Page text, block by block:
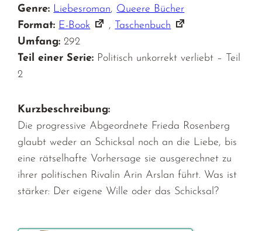
Genre: Liebesroman, Queere Bücher
Format: E-Book , Taschenbuch
Umfang: 292
Teil einer Serie: Politisch unkorrekt verliebt – Teil
2
Kurzbeschreibung:
Die progressive Abgeordnete Frieda Rosenberg
glaubt weder an Schicksal noch an die Liebe, bis
eine rätselhafte Vorhersage sie ausgerechnet zu
ihrer politischen Rivalin Arin Arslan führt. Was ist
stärker: Der eigene Wille oder das Schicksal?